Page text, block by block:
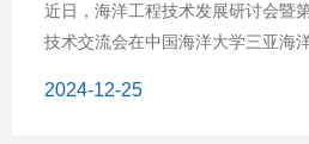
近日，海洋工程技术发展研讨会暨
技术交流会在中国海洋大学三亚海
2024-12-25